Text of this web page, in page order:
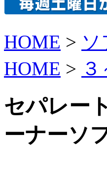
HOME > ソ
HOME >
セパレー
ーナーソ